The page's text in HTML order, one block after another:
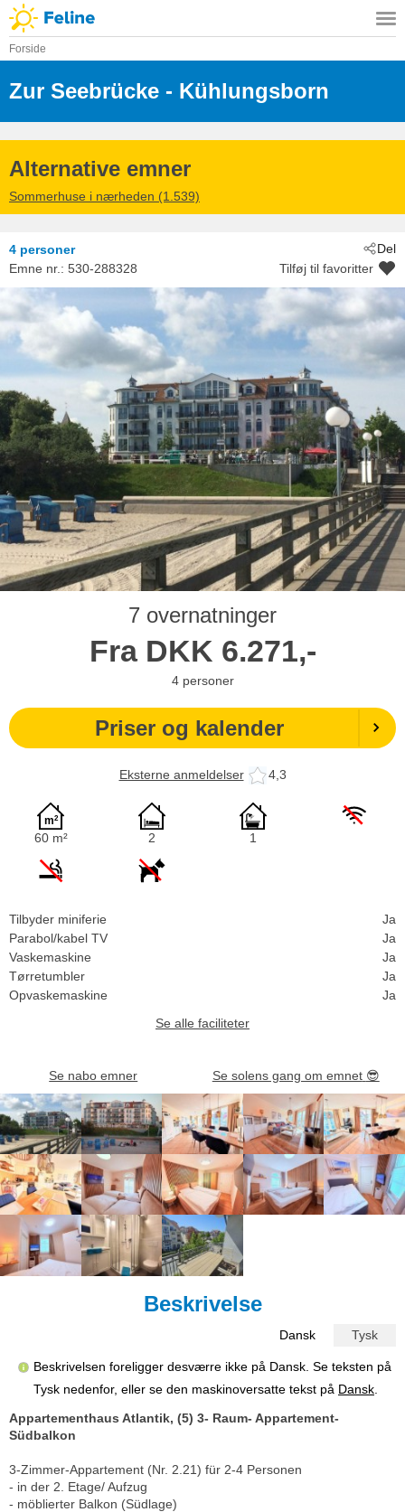
Forside
Zur Seebrücke
- 18225
- Kühlungsborn
Alternative emner
Sommerhuse i nærheden (1.539)
Del
4 personer
Emne nr.: 530-288328 Tilføj til favoritter
7 overnatninger
Fra DKK 6.271,-
4 personer
Priser og kalender
Eksterne anmeldelser 4,3
60 m² 2 1
Tilbyder miniferie
Ja
Parabol/kabel TV
Ja
Vaskemaskine
Ja
Tørretumbler
Ja
Opvaskemaskine
Ja
Se alle faciliteter
Se nabo emner Se solens gang om emnet 😎
Beskrivelse
Dansk Tysk
Beskrivelsen foreligger desværre ikke på Dansk. Se teksten på
Tysk nedenfor, eller se den maskinoversatte tekst på Dansk
Appartementhaus Atlantik, (5) 3- Raum- Appartement-
Südbalkon
3-Zimmer-Appartement (Nr. 2.21) für 2-4 Personen
- in der 2. Etage/ Aufzug
- möblierter Balkon (Südlage)